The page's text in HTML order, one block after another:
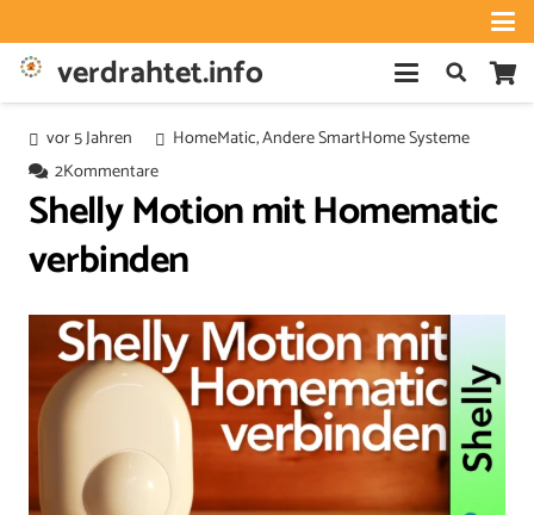
verdrahtet.info
vor 5 Jahren HomeMatic,Andere SmartHome Systeme
2Kommentare
Shelly Motion mit Homematic
verbinden